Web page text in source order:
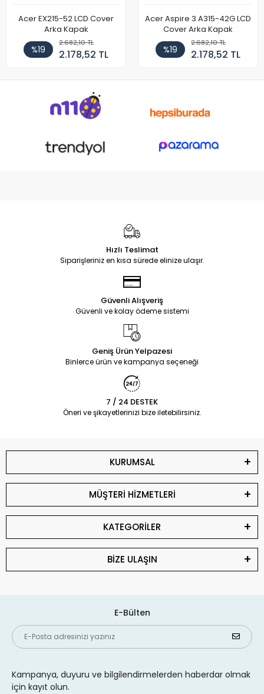
Acer EX215-52 LCD Cover
Arka Kapak
%19
2.682,10 TL
2.178,52 TL
Acer Aspire 3 A315-42G LCD
Cover Arka Kapak
%19
2.682,10 TL
2.178,52 TL
Hızlı Teslimat
Siparişleriniz en kısa sürede elinize ulaşır.
Güvenli Alışveriş
Güvenli ve kolay ödeme sistemi
Geniş Ürün Yelpazesi
Binlerce ürün ve kampanya seçeneği
7 / 24 DESTEK
Öneri ve şikayetlerinizi bize iletebilirsiniz.
KURUMSAL
MÜŞTERİ HİZMETLERİ
KATEGORİLER
BİZE ULAŞIN
E-Bülten
Kampanya, duyuru ve bilgilendirmelerden haberdar olmak
için kayıt olun.